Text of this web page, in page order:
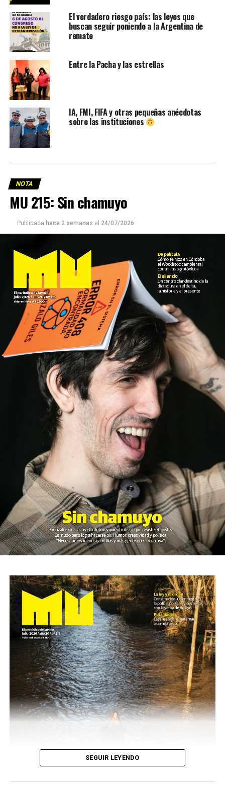
El verdadero riesgo país: las leyes que
buscan seguir poniendo a la Argentina de
remate
Entre la Pacha y las estrellas
IA, FMI, FIFA y otras pequeñas anécdotas
sobre las instituciones
NOTA
MU 215: Sin chamuyo
Publicada hace 2 semanas el 24/07/2026
SEGUIR LEYENDO